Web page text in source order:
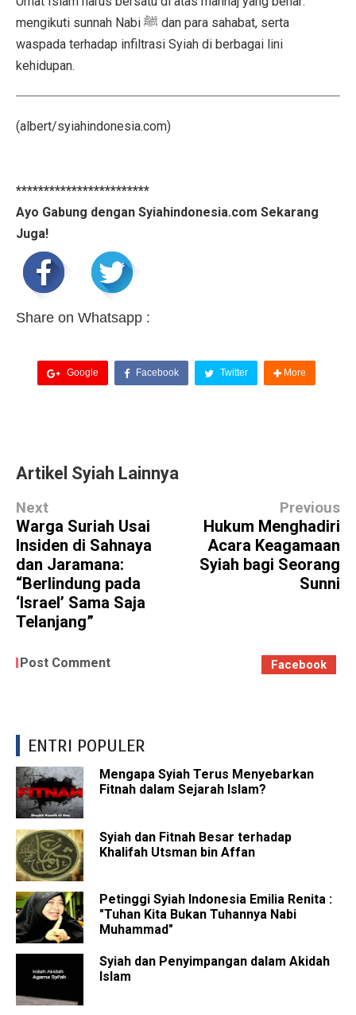
mengikuti sunnah Nabi ﷺ dan para sahabat, serta
waspada terhadap infiltrasi Syiah di berbagai lini
kehidupan.
(albert/syiahindonesia.com)
************************
Ayo Gabung dengan Syiahindonesia.com Sekarang
Juga!
Share on Whatsapp :
Google Facebook Twitter More
Artikel Syiah Lainnya
Next
Warga Suriah Usai
Insiden di Sahnaya
dan Jaramana:
“Berlindung pada
‘Israel’ Sama Saja
Telanjang”
Previous
Hukum Menghadiri
Acara Keagamaan
Syiah bagi Seorang
Sunni
Post Comment Facebook
ENTRI POPULER
Mengapa Syiah Terus Menyebarkan
Fitnah dalam Sejarah Islam?
Syiah dan Fitnah Besar terhadap
Khalifah Utsman bin Affan
Petinggi Syiah Indonesia Emilia Renita :
"Tuhan Kita Bukan Tuhannya Nabi
Muhammad"
Syiah dan Penyimpangan dalam Akidah
Islam